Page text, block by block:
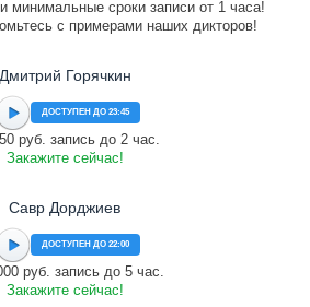
минимальные сроки записи от 1 часа!
с примерами наших дикторов!
Дмитрий Горячкин
ДОСТУПЕН ДО 23:45
руб. запись до 2 час.
Закажите сейчас!
Савр Дорджиев
ДОСТУПЕН ДО 22:00
руб. запись до 5 час.
Закажите сейчас!